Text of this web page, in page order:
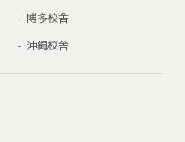
博多校舎
沖縄校舎